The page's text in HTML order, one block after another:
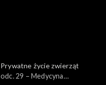
Prywatne życie zwierząt
odc. 29 – Medycyna